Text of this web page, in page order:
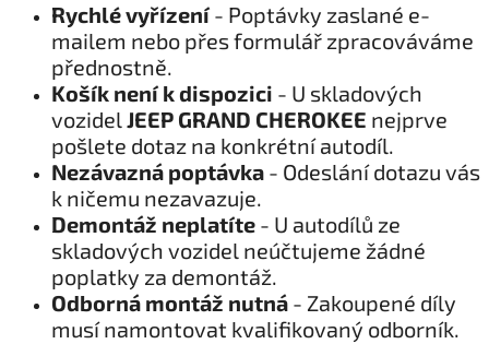
Rychlé vyřízení - Poptávky zaslané e-
mailem nebo přes formulář zpracováváme
přednostně.
Košík není k dispozici - U skladových
vozidelJEEP GRAND CHEROKEE nejprve
pošlete dotaz na konkrétní autodíl.
Nezávazná poptávka - Odeslání dotazu vás
k ničemu nezavazuje.
Demontáž neplatíte - U autodílů ze
skladových vozidel neúčtujeme žádné
poplatky za demontáž.
Odborná montáž nutná - Zakoupené díly
musí namontovat kvalifikovaný odborník.